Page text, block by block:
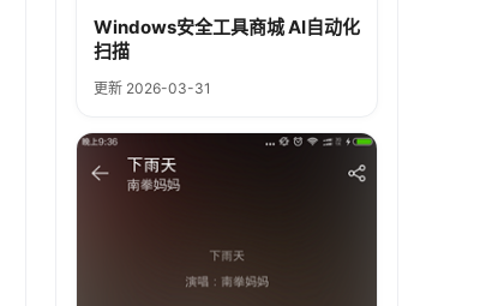
Windows安全工具商城 AI自动化
扫描
更新 2026-03-31